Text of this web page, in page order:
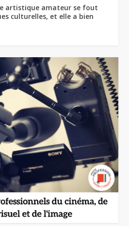
artistique amateur se fout
culturelles, et elle a bien